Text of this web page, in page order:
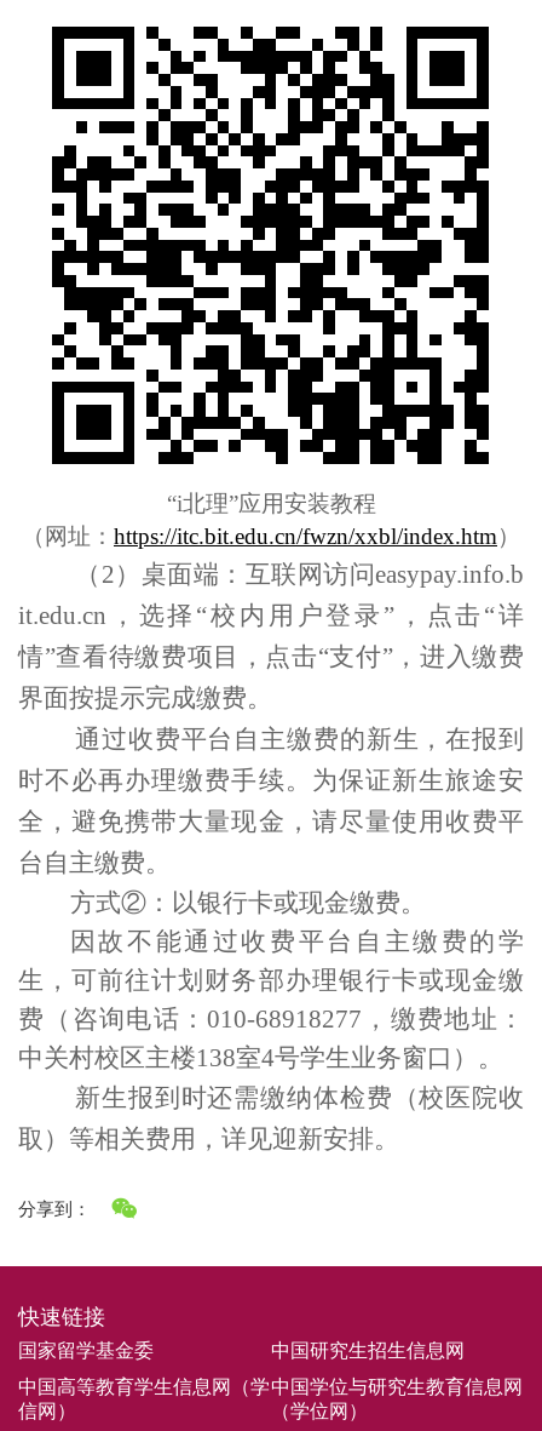
“i北理”应用安装教程
（网址： https://itc.bit.edu.cn/fwzn/xxbl/index.htm）
（ 2） 桌面端：互联网访问easypay.info.b
it.edu.cn ，选择“校内用户登录”，点击“详
情”查看待缴费项目，点击“支付”，进入缴费
界面按提示完成缴费。
通过收费平台自主缴费的新生，在报到
时不必再办理缴费手续。为保证新生旅途安
全，避免携带大量现金，请尽量使用收费平
台自主缴费。
方式②：以银行卡或现金缴费。
因故不能通过收费平台自主缴费的学
生，可前往计划财务部办理银行卡或现金缴
费（ 咨询电话：010-68918277 ，缴费地址：
中关村校区主楼138室4号学生业务窗口）。
新生报到时还需缴纳体检费（校医院收
取）等相关费用， 详见迎新安排。
分享到：
快速链接
国家留学基金委
中国研究生招生信息网
中国高等教育学生信息网（学
信网）
中国学位与研究生教育信息网
（学位网）